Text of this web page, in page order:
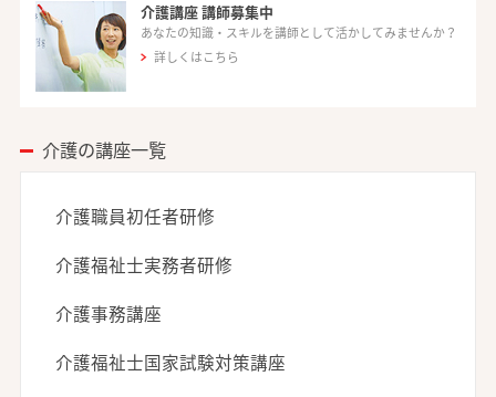
介護講座 講師募集中
あなたの知識・スキルを講師として活かしてみませんか？
詳しくはこちら
介護の講座一覧
介護職員初任者研修
介護福祉士実務者研修
介護事務講座
介護福祉士国家試験対策講座